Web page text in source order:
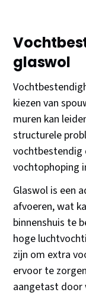
glaswol
kiezen van
muren kan
structurele
vochtbestendig
vochtophoping
Glaswol is een
afvoeren, wat
binnenshuis te
hoge
zijn om extra
ervoor te
aangetast door